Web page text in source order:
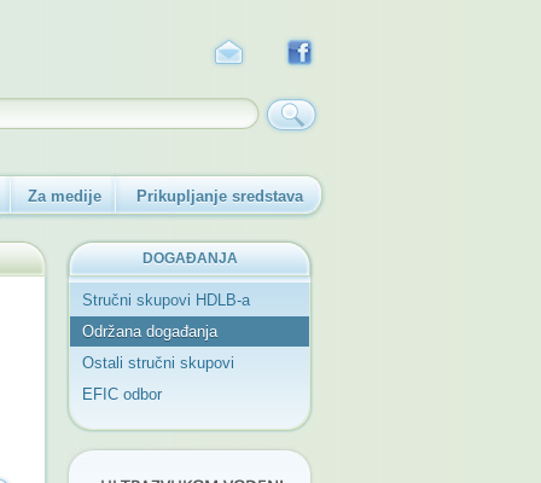
Za medije Prikupljanje sredstava
DOGAĐANJA
Stručni skupovi HDLB-a
Održana događanja
Ostali stručni skupovi
EFIC odbor